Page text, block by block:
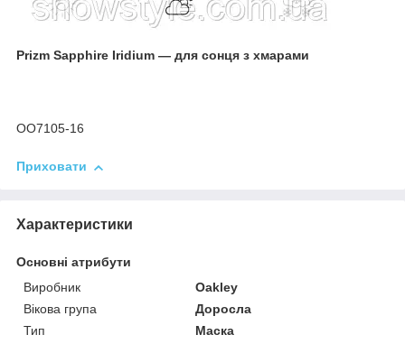
Prizm Sapphire Iridium — для сонця з хмарами
OO7105-16
Приховати
Характеристики
Основні атрибути
Виробник
Oakley
Вікова група
Доросла
Тип
Маска